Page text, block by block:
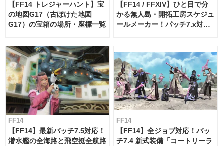
【FF14 トレジャーハント】宝
の地図G17（古ぼけた地図
G17）の宝箱の場所・座標一覧
【FF14 / FFXIV】ひと目で分
かる無人島・開拓工房スケジュ
ールメーカー！パッチ7.x対応
FF14
【FF14】最新パッチ7.5対応！
潜水艦の全海路と飛空挺全航路
FF14
【FF14】全ジョブ対応！パッ
チ7.4 新式装備「コートリーラ